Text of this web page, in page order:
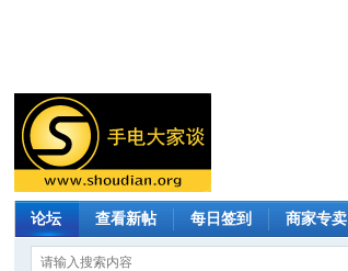
论坛 查看新帖 每日签到 商家专卖